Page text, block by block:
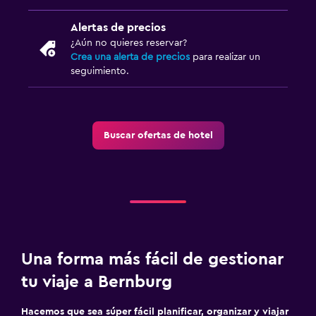
Alertas de precios
¿Aún no quieres reservar?
Crea una alerta de precios para realizar un
seguimiento.
Buscar ofertas de hotel
Una forma más fácil de gestionar
tu viaje a Bernburg
Hacemos que sea súper fácil planificar, organizar y viajar